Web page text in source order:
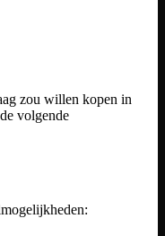
zou willen kopen in
volgende